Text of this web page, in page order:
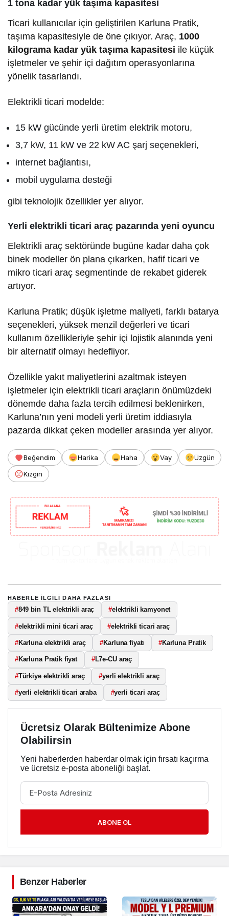
1 tona kadar yük taşıma kapasitesi
Ticari kullanıcılar için geliştirilen Karluna Pratik,
taşıma kapasitesiyle de öne çıkıyor. Araç, 1000
kilograma kadar yük taşıma kapasitesi ile küçük
işletmeler ve şehir içi dağıtım operasyonlarına
yönelik tasarlandı.
Elektrikli ticari modelde:
15 kW gücünde yerli üretim elektrik motoru,
3,7 kW, 11 kW ve 22 kW AC şarj seçenekleri,
internet bağlantısı,
mobil uygulama desteği
gibi teknolojik özellikler yer alıyor.
Yerli elektrikli ticari araç pazarında yeni oyuncu
Elektrikli araç sektöründe bugüne kadar daha çok
binek modeller ön plana çıkarken, hafif ticari ve
mikro ticari araç segmentinde de rekabet giderek
artıyor.
Karluna Pratik; düşük işletme maliyeti, farklı batarya
seçenekleri, yüksek menzil değerleri ve ticari
kullanım özellikleriyle şehir içi lojistik alanında yeni
bir alternatif olmayı hedefliyor.
Özellikle yakıt maliyetlerini azaltmak isteyen
işletmeler için elektrikli ticari araçların önümüzdeki
dönemde daha fazla tercih edilmesi beklenirken,
Karluna’nın yeni modeli yerli üretim iddiasıyla
pazarda dikkat çeken modeller arasında yer alıyor.
Beğendim Harika Haha Vay
Üzgün
Kızgın
HABERLE ILGILI DAHA FAZLASI
#849 bin TL elektrikli araç #elektrikli kamyonet
#elektrikli mini ticari araç #elektrikli ticari araç
#Karluna elektrikli araç #Karluna fiyatı #Karluna Pratik
#Karluna Pratik fiyat #L7e-CU araç
#Türkiye elektrikli araç #yerli elektrikli araç
#yerli elektrikli ticari araba #yerli ticari araç
Ücretsiz Olarak Bültenimize Abone
Olabilirsin
Yeni haberlerden haberdar olmak için fırsatı kaçırma
ve ücretsiz e-posta aboneliği başlat.
ABONE OL
Benzer Haberler